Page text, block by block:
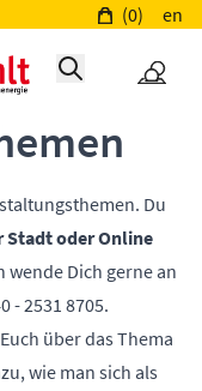
(0) en
Du
Stadt oder Online
wende Dich gerne an
- 2531 8705.
über das Thema
wie man sich als